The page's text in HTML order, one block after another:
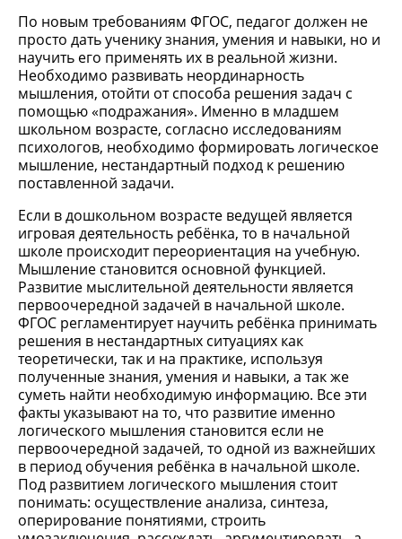
По новым требованиям ФГОС, педагог должен не
просто дать ученику знания, умения и навыки, но и
научить его применять их в реальной жизни.
Необходимо развивать неординарность
мышления, отойти от способа решения задач с
помощью «подражания». Именно в младшем
школьном возрасте, согласно исследованиям
психологов, необходимо формировать логическое
мышление, нестандартный подход к решению
поставленной задачи.
Если в дошкольном возрасте ведущей является
игровая деятельность ребёнка, то в начальной
школе происходит переориентация на учебную.
Мышление становится основной функцией.
Развитие мыслительной деятельности является
первоочередной задачей в начальной школе.
ФГОС регламентирует научить ребёнка принимать
решения в нестандартных ситуациях как
теоретически, так и на практике, используя
полученные знания, умения и навыки, а так же
суметь найти необходимую информацию. Все эти
факты указывают на то, что развитие именно
логического мышления становится если не
первоочередной задачей, то одной из важнейших
в период обучения ребёнка в начальной школе.
Под развитием логического мышления стоит
понимать: осуществление анализа, синтеза,
оперирование понятиями, строить